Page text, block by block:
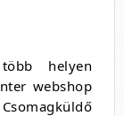
helyen
webshop